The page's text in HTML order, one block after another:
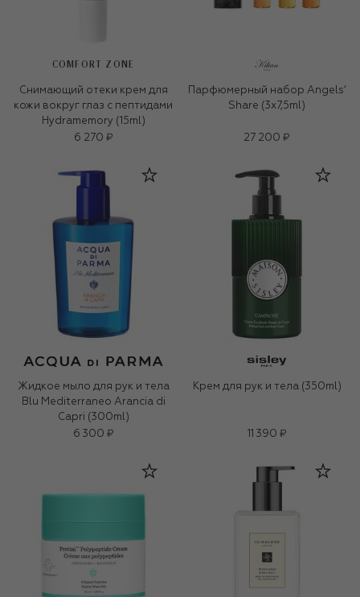
COMFORT ZONE
Снимающий отеки крем для
кожи вокруг глаз c пептидами
Hydramemory (15ml)
6 270 ₽
Парфюмерный набор Angels’
Share (3x7,5ml)
27 200 ₽
Жидкое мыло для рук и тела
Blu Mediterraneo Arancia di
Capri (300ml)
6 300 ₽
Крем для рук и тела (350ml)
11 390 ₽